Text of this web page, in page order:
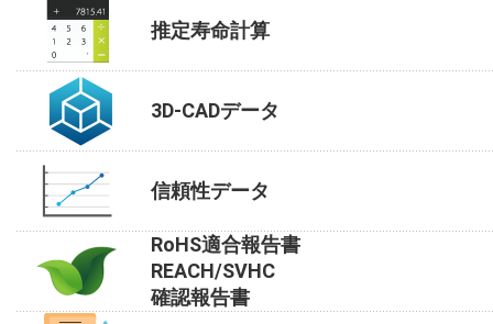
推定寿命計算
3D-CADデータ
信頼性データ
RoHS適合報告書
REACH/SVHC
確認報告書